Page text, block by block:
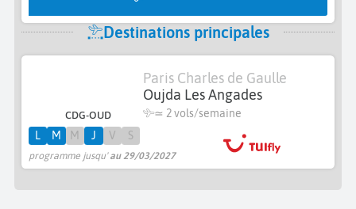
Destinations principales
CDG-OUD
Paris Charles de Gaulle
Oujda Les Angades
≃ 2 vols/semaine
programme jusqu'au 29/03/2027
L M M J V S